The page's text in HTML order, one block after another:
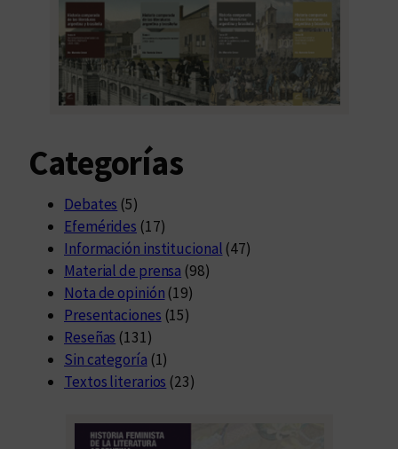
Categorías
Debates (5)
Efemérides (17)
Información institucional (47)
Material de prensa (98)
Nota de opinión (19)
Presentaciones (15)
Reseñas (131)
Sin categoría (1)
Textos literarios (23)